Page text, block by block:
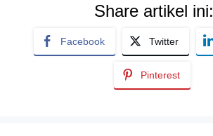
Share artikel ini:
Facebook Twitter
Pinterest